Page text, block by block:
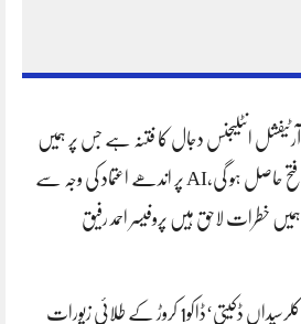
آرٹیفشل انٹلیجنس دجال کا فتنہ ہے جس پر ہمیں
فتح حاصل ہو گی،AI پر اندھے اعتماد کی وجہ سے
ہمیں خطرات لاحق ہیں پروفیسر احمد رفیق
کلرسیداں ڈکیتی‘ڈاکو1 کروڑ کے طلائی زیورات